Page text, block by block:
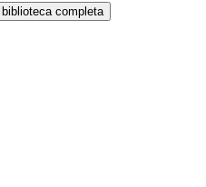
completa